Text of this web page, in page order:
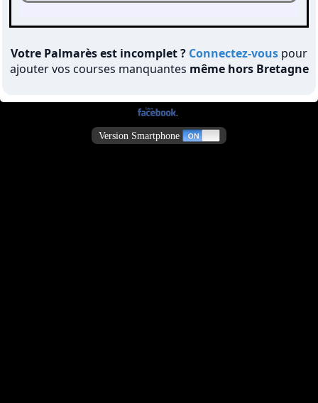
Votre Palmarès est incomplet ? Connectez-vous pour
ajouter vos courses manquantes même hors Bretagne
Version Smartphone